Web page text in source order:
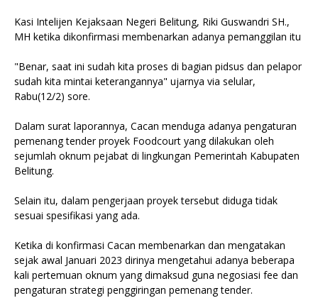
Kasi Intelijen Kejaksaan Negeri Belitung, Riki Guswandri SH.,
MH ketika dikonfirmasi membenarkan adanya pemanggilan itu
"Benar, saat ini sudah kita proses di bagian pidsus dan pelapor
sudah kita mintai keterangannya" ujarnya via selular,
Rabu(12/2) sore.
Dalam surat laporannya, Cacan menduga adanya pengaturan
pemenang tender proyek Foodcourt yang dilakukan oleh
sejumlah oknum pejabat di lingkungan Pemerintah Kabupaten
Belitung.
Selain itu, dalam pengerjaan proyek tersebut diduga tidak
sesuai spesifikasi yang ada.
Ketika di konfirmasi Cacan membenarkan dan mengatakan
sejak awal Januari 2023 dirinya mengetahui adanya beberapa
kali pertemuan oknum yang dimaksud guna negosiasi fee dan
pengaturan strategi penggiringan pemenang tender.